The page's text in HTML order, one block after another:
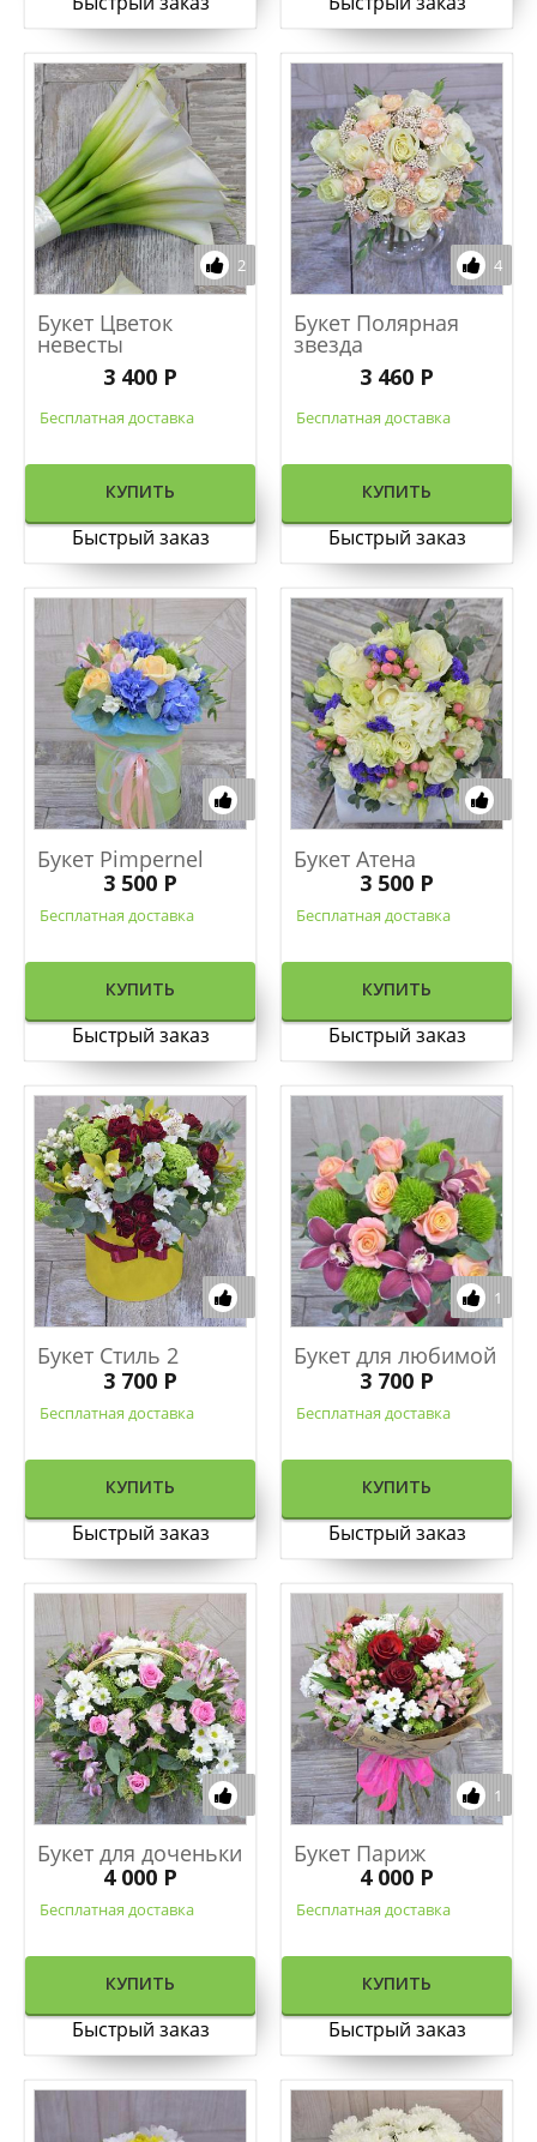
2
Букет Цветок
невесты
3 400 Р
Бесплатная доставка
КУПИТЬ
Быстрый заказ
4
Букет Полярная
звезда
3 460 Р
Бесплатная доставка
КУПИТЬ
Быстрый заказ
Букет Pimpernel
3 500 Р
Бесплатная доставка
КУПИТЬ
Быстрый заказ
Букет Атена
3 500 Р
Бесплатная доставка
КУПИТЬ
Быстрый заказ
Букет Стиль 2
3 700 Р
Бесплатная доставка
КУПИТЬ
Быстрый заказ
1
Букет для любимой
3 700 Р
Бесплатная доставка
КУПИТЬ
Быстрый заказ
Букет для доченьки
4 000 Р
Бесплатная доставка
КУПИТЬ
Быстрый заказ
1
Букет Париж
4 000 Р
Бесплатная доставка
КУПИТЬ
Быстрый заказ